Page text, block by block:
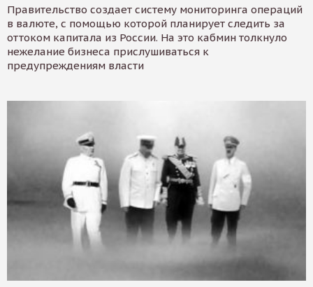
Правительство создает систему мониторинга операций
в валюте, с помощью которой планирует следить за
оттоком капитала из России. На это кабмин толкнуло
нежелание бизнеса прислушиваться к
предупреждениям власти